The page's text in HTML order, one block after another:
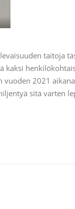
taitoja
kaksi
vuoden 2021
sitä varten